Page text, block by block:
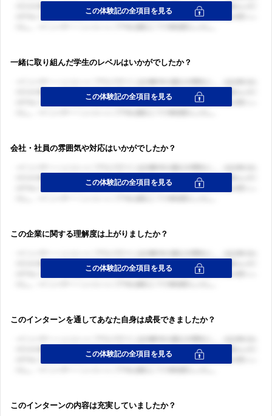
一緒に取り組んだ学生のレベルはいかがでしたか？
会社・社員の雰囲気や対応はいかがでしたか？
この企業に関する理解度は上がりましたか？
このインターンを通してあなた自身は成長できましたか？
このインターンの内容は充実していましたか？